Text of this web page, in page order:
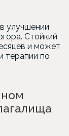
улучшении
Стойкий
и может
терапии по